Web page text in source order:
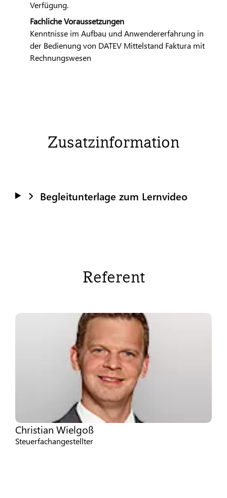
Verfügung.
Fachliche Voraussetzungen
Kenntnisse im Aufbau und Anwendererfahrung in
der Bedienung von DATEVMittelstand Faktura mit
Rechnungswesen
Zusatzinformation
Begleitunterlage zum Lernvideo
Referent
Christian Wielgoß
Steuerfachangestellter